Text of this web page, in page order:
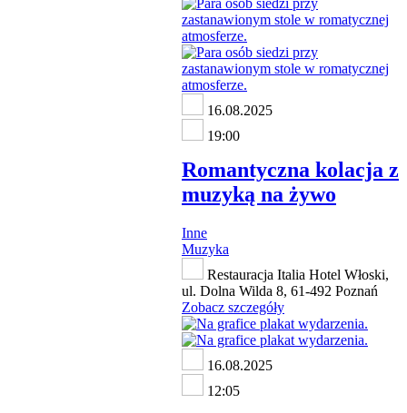
16.08.2025
19:00
Romantyczna kolacja z
muzyką na żywo
Inne
Muzyka
Restauracja Italia Hotel Włoski,
ul. Dolna Wilda 8, 61-492 Poznań
Zobacz szczegóły
16.08.2025
12:05